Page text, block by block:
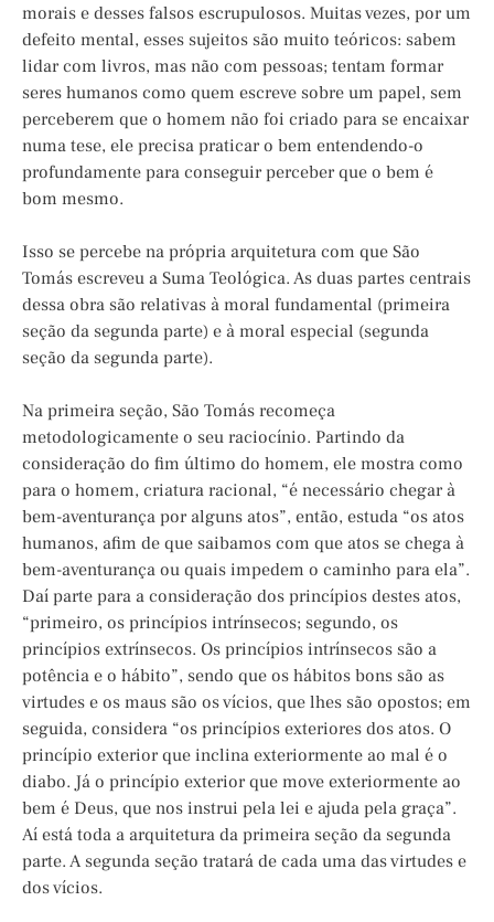
morais e desses falsos escrupulosos. Muitas vezes, por um
defeito mental, esses sujeitos são muito teóricos: sabem
lidar com livros, mas não com pessoas; tentam formar
seres humanos como quem escreve sobre um papel, sem
perceberem que o homem não foi criado para se encaixar
numa tese, ele precisa praticar o bem entendendo-o
profundamente para conseguir perceber que o bem é
bom mesmo.
Isso se percebe na própria arquitetura com que São
Tomás escreveu a Suma Teológica. As duas partes centrais
dessa obra são relativas à moral fundamental (primeira
seção da segunda parte) e à moral especial (segunda
seção da segunda parte).
Na primeira seção, São Tomás recomeça
metodologicamente o seu raciocínio. Partindo da
consideração do fim último do homem, ele mostra como
para o homem, criatura racional, “é necessário chegar à
bem-aventurança por alguns atos”, então, estuda “os atos
humanos, afim de que saibamos com que atos se chega à
bem-aventurança ou quais impedem o caminho para ela”.
Daí parte para a consideração dos princípios destes atos,
“primeiro, os princípios intrínsecos; segundo, os
princípios extrínsecos. Os princípios intrínsecos são a
potência e o hábito”, sendo que os hábitos bons são as
virtudes e os maus são os vícios, que lhes são opostos; em
seguida, considera “os princípios exteriores dos atos. O
princípio exterior que inclina exteriormente ao mal é o
diabo. Já o princípio exterior que move exteriormente ao
bem é Deus, que nos instrui pela lei e ajuda pela graça”.
Aí está toda a arquitetura da primeira seção da segunda
parte. A segunda seção tratará de cada uma das virtudes e
dos vícios.